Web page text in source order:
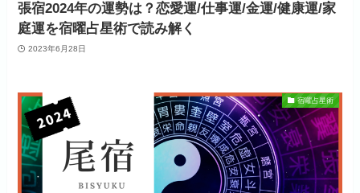
張宿2024年の運勢は？恋愛運/仕事運/金運/健康運/家
庭運を宿曜占星術で読み解く
2023年6月28日
宿曜占星術